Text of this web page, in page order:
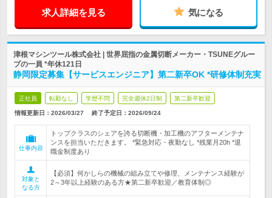
求人詳細を見る 気になる
津根マシンツール株式会社 | 世界屈指の金属切断メーカー・TSUNEグルー
プの一員 *年休121日
静岡限定募集【サービスエンジニア】第二新卒OK *研修体制充実
正社員 転勤なし 学歴不問 完全週休2日制 第二新卒歓迎
情報更新日：2026/03/27 終了予定日： 2026/09/24
仕事内容
トップクラスのシェアを誇る切断機・加工機のアフターメンテナ
ンスを担当いただきます。 *緊急対応・夜勤なし *残業月20h *退
職金制度あり
対象と
なる方
【必須】何かしらの機械の組み立てや修理、メンテナンス経験が
2～3年以上経験のある方★第二新卒歓迎／教育体制◎